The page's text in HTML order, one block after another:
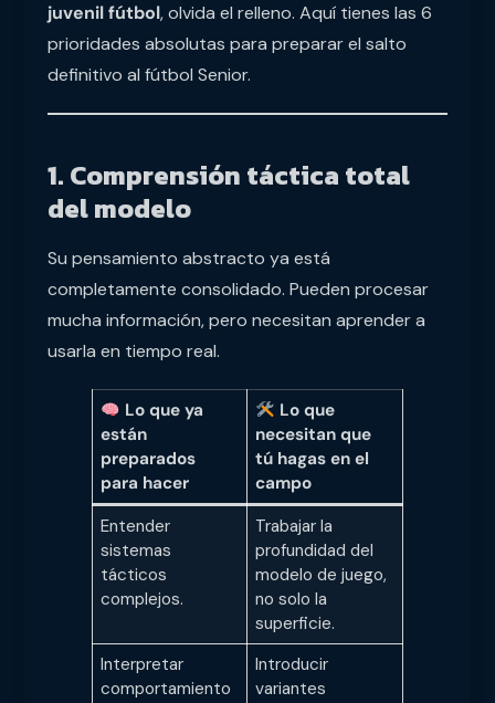
juvenil fútbol, olvida el relleno. Aquí tienes las 6
prioridades absolutas para preparar el salto
definitivo al fútbol Senior.
1. Comprensión táctica total
del modelo
Su pensamiento abstracto ya está
completamente consolidado. Pueden procesar
mucha información, pero necesitan aprender a
usarla en tiempo real.
Lo que ya
están
preparados
para hacer
Lo que
necesitan que
tú hagas en el
campo
Entender
sistemas
tácticos
complejos.
Trabajar la
profundidad del
modelo de juego,
no solo la
superficie.
Interpretar
comportamiento
Introducir
variantes